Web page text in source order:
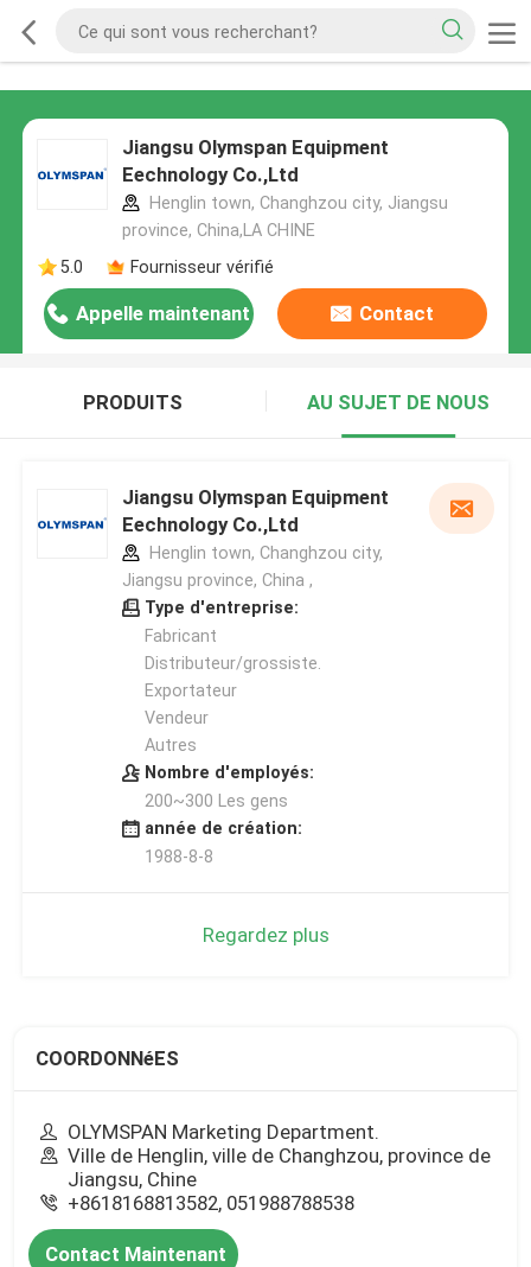
Jiangsu Olymspan Equipment
Eechnology Co.,Ltd
Henglin town, Changhzou city, Jiangsu
province, China,LA CHINE
5.0
Fournisseur vérifié
Appelle maintenant Contact
PRODUITS AU SUJET DE NOUS
Jiangsu Olymspan Equipment
Eechnology Co.,Ltd
Henglin town, Changhzou city,
Jiangsu province, China ,
Type d'entreprise:
Fabricant
Distributeur/grossiste.
Exportateur
Vendeur
Autres
Nombre d'employés:
200~300 Les gens
année de création:
1988-8-8
Regardez plus
COORDONNéES
OLYMSPAN Marketing Department.
Ville de Henglin, ville de Changhzou, province de
Jiangsu, Chine
+8618168813582, 051988788538
Contact Maintenant